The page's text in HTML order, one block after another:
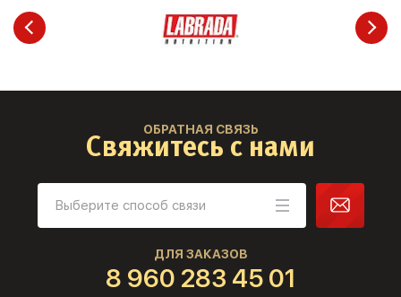
ОБРАТНАЯ СВЯЗЬ
Свяжитесь с нами
ДЛЯ ЗАКАЗОВ
8 960 283 45 01